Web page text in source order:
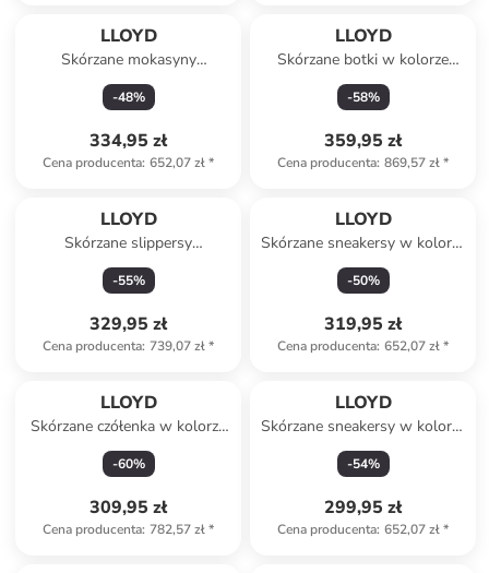
LLOYD
Skórzane mokasyny
"Gladstone" w kolorze
brązowym
-48%
334,95 zł
Cena producenta: 652,07 zł*
LLOYD
Skórzane botki w kolorze
czarnym
-58%
359,95 zł
Cena producenta: 869,57 zł*
LLOYD
Skórzane slippersy
"Humphrey" w kolorze
brązowym
-55%
329,95 zł
Cena producenta: 739,07 zł*
LLOYD
Skórzane sneakersy w kolorze
białym
-50%
319,95 zł
Cena producenta: 652,07 zł*
LLOYD
Skórzane czółenka w kolorze
czarnym
-60%
309,95 zł
Cena producenta: 782,57 zł*
LLOYD
Skórzane sneakersy w kolorze
białym
-54%
299,95 zł
Cena producenta: 652,07 zł*